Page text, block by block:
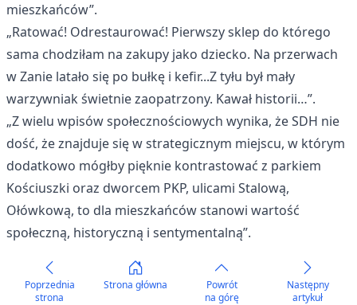
mieszkańców”.
„Ratować! Odrestaurować! Pierwszy sklep do którego
sama chodziłam na zakupy jako dziecko. Na przerwach
w Zanie latało się po bułkę i kefir...Z tyłu był mały
warzywniak świetnie zaopatrzony. Kawał historii…”.
„Z wielu wpisów społecznościowych wynika, że SDH nie
dość, że znajduje się w strategicznym miejscu, w którym
dodatkowo mógłby pięknie kontrastować z parkiem
Kościuszki oraz dworcem PKP, ulicami Stalową,
Ołówkową, to dla mieszkańców stanowi wartość
społeczną, historyczną i sentymentalną”.
Poprzednia
strona
Strona główna
Powrót
na górę
Następny
artykuł